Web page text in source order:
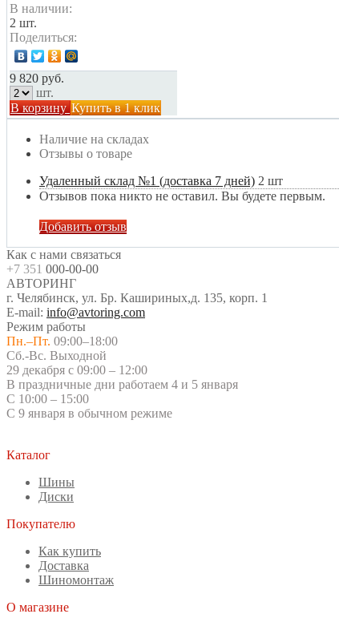
В наличии:
2 шт.
Поделиться:
9 820 руб.
шт.
В корзину Купить в 1 клик
Наличие на складах
Отзывы о товаре
Удаленный склад №1 (доставка 7 дней) 2 шт
Отзывов пока никто не оставил. Вы будете первым.
Добавить отзыв
Как с нами связаться
+7 351 000-00-00
АВТОРИНГ
г. Челябинск, ул. Бр. Кашириных,д. 135, корп. 1
E-mail: info@avtoring.com
Режим работы
Пн.–Пт. 09:00–18:00
Сб.-Вс. Выходной
29 декабря с 09:00 – 12:00
В праздничные дни работаем 4 и 5 января
С 10:00 – 15:00
С 9 января в обычном режиме
Каталог
Шины
Диски
Покупателю
Как купить
Доставка
Шиномонтаж
О магазине